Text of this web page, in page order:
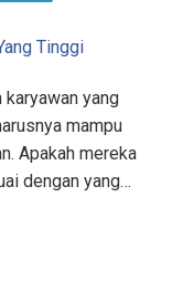
Tinggi
karyawan yang
mampu
Apakah mereka
dengan yang…